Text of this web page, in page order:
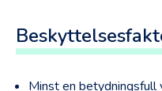
Minst en betydningsfull